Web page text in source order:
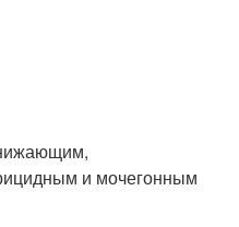
и мочегонным